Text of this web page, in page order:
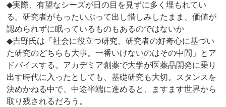
◆実際、有望なシーズが日の目を見ずに多く埋もれてい
る。研究者がもったいぶって出し惜しみしたまま、価値が
認められずに眠っているものもあるのではないか
◆吉野氏は「社会に役立つ研究、研究者の好奇心に基づい
た研究のどちらも大事。一番いけないのはその中間」とア
ドバイスする。アカデミア創薬で大学が医薬品開発に乗り
出す時代に入ったとしても、基礎研究も大切。スタンスを
決めかねる中で、中途半端に進めると、ますます世界から
取り残されるだろう。